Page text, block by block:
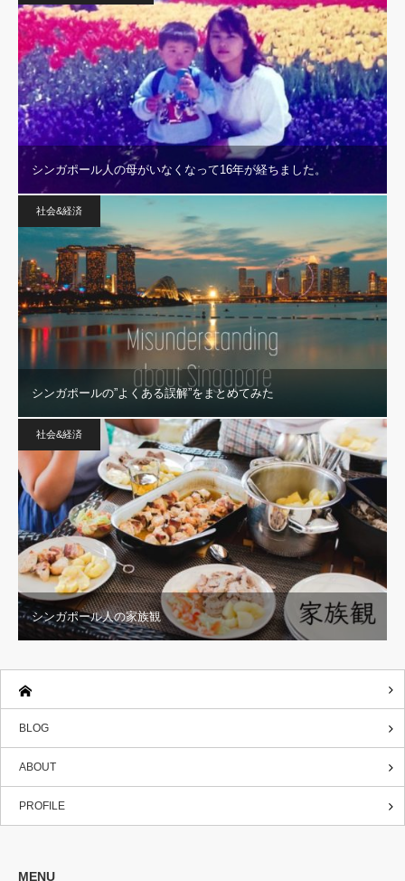
シンガポール人の母がいなくなって16年が経ちました。
社会&経済
シンガポールの”よくある誤解”をまとめてみた
社会&経済
シンガポール人の家族観
BLOG
ABOUT
PROFILE
MENU